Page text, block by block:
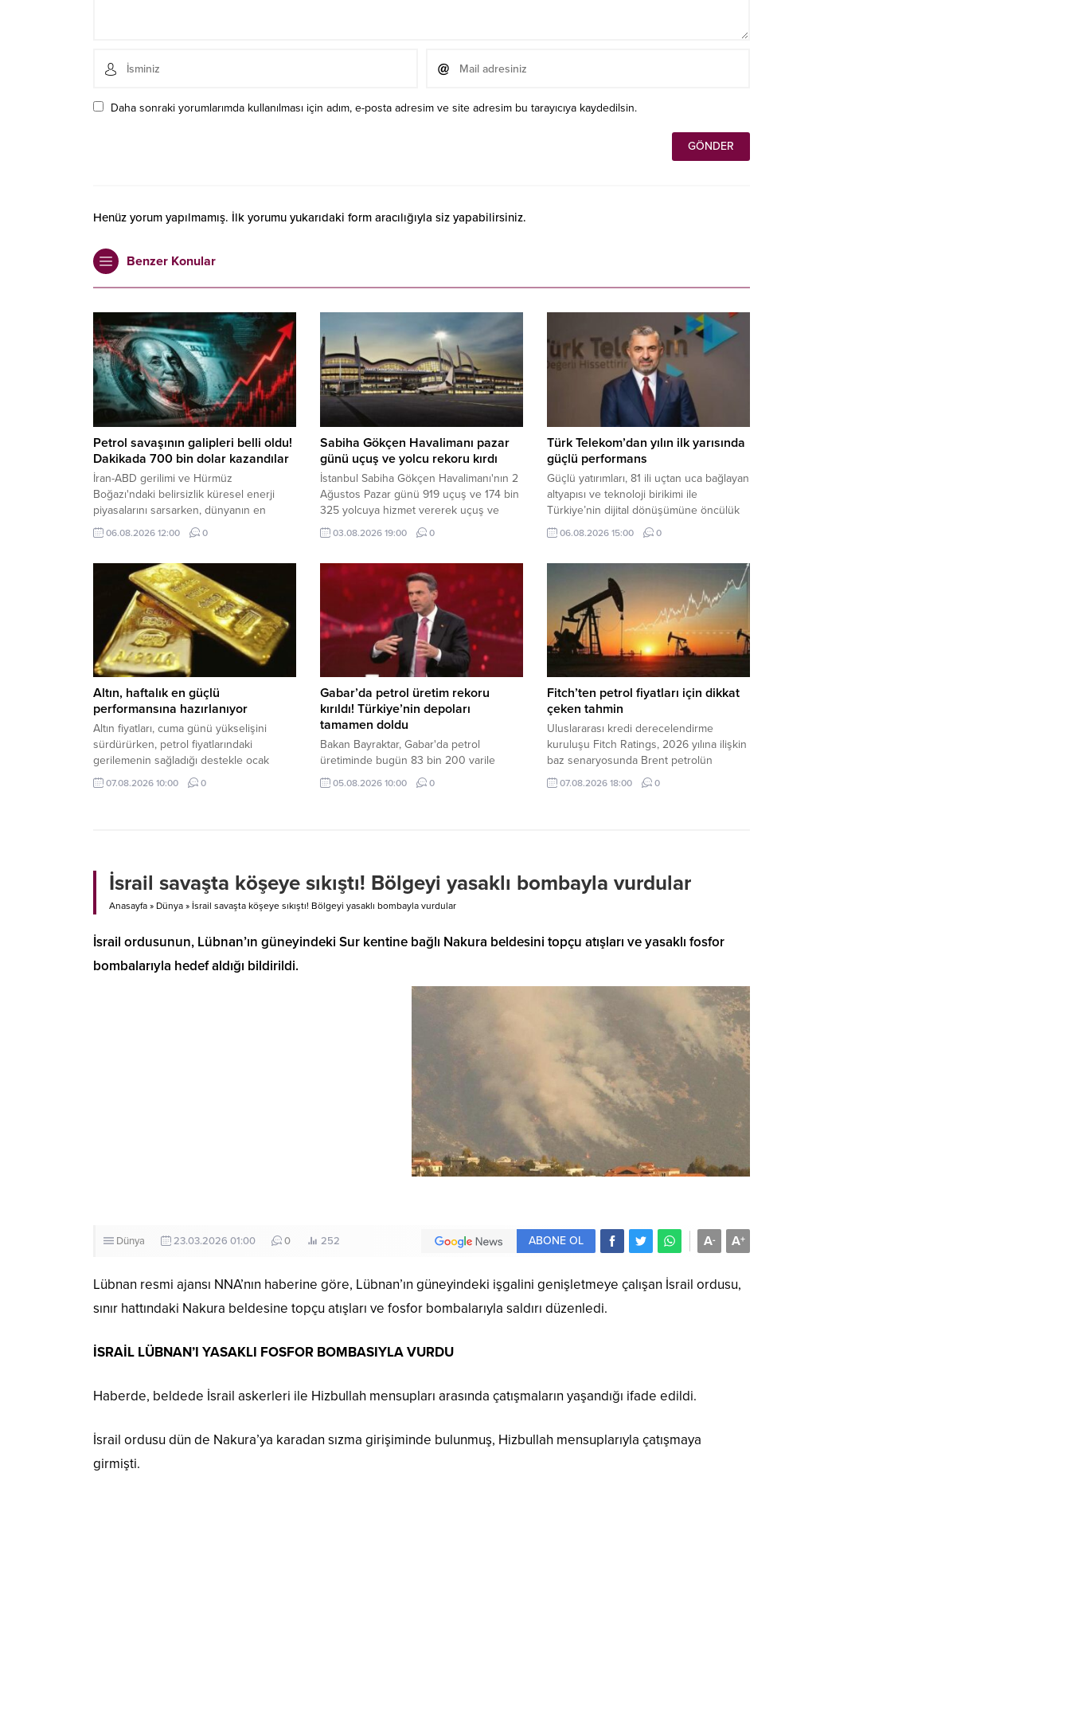
Daha sonraki yorumlarımda kullanılması için adım, e-posta adresim ve site adresim bu tarayıcıya kaydedilsin.
Henüz yorum yapılmamış. İlk yorumu yukarıdaki form aracılığıyla siz yapabilirsiniz.
Benzer Konular
Petrol savaşının galipleri belli oldu!
Dakikada 700 bin dolar kazandılar
İran-ABD gerilimi ve Hürmüz
Boğazı'ndaki belirsizlik küresel enerji
piyasalarını sarsarken, dünyanın en
büyük sekiz petrol şirketi yılın ikinci
çeyreğinde toplam 93 milyar dolar kâr
06.08.2026 12:00 0
Sabiha Gökçen Havalimanı pazar
günü uçuş ve yolcu rekoru kırdı
İstanbul Sabiha Gökçen Havalimanı'nın 2
Ağustos Pazar günü 919 uçuş ve 174 bin
325 yolcuya hizmet vererek uçuş ve
yolcu rekoru kırdığı bildirildi.
03.08.2026 19:00 0
Türk Telekom’dan yılın ilk yarısında
güçlü performans
Güçlü yatırımları, 81 ili uçtan uca bağlayan
altyapısı ve teknoloji birikimi ile
Türkiye’nin dijital dönüşümüne öncülük
eden Türk Telekom, 2026 yılı ikinci
çeyrek finansal ve operasyonel
06.08.2026 15:00 0
Altın, haftalık en güçlü
performansına hazırlanıyor
Altın fiyatları, cuma günü yükselişini
sürdürürken, petrol fiyatlarındaki
gerilemenin sağladığı destekle ocak
ayından bu yana en güçlü haftalık
performansını sergilemeye hazırlanıyor.
07.08.2026 10:00 0
Gabar’da petrol üretim rekoru
kırıldı! Türkiye’nin depoları
tamamen doldu
Bakan Bayraktar, Gabar'da petrol
üretiminde bugün 83 bin 200 varile
ulaşılarak rekor kırıldığını duyurdu. Depo
kapasitesinin arttırılacağını ifade eden
05.08.2026 10:00 0
Fitch’ten petrol fiyatları için dikkat
çeken tahmin
Uluslararası kredi derecelendirme
kuruluşu Fitch Ratings, 2026 yılına ilişkin
baz senaryosunda Brent petrolün
ortalama varil fiyatının 87 dolar
seviyesinde gerçekleşmesini beklediğini
07.08.2026 18:00 0
İsrail savaşta köşeye sıkıştı! Bölgeyi yasaklı bombayla vurdular
Anasayfa » Dünya » İsrail savaşta köşeye sıkıştı! Bölgeyi yasaklı bombayla vurdular
İsrail ordusunun, Lübnan’ın güneyindeki Sur kentine bağlı Nakura beldesini topçu atışları ve yasaklı fosfor
bombalarıyla hedef aldığı bildirildi.
Dünya 23.03.2026 01:00 0 252 A+
A-
ABONE OL
Lübnan resmi ajansı NNA’nın haberine göre, Lübnan’ın güneyindeki işgalini genişletmeye çalışan İsrail ordusu,
sınır hattındaki Nakura beldesine topçu atışları ve fosfor bombalarıyla saldırı düzenledi.
İSRAİL LÜBNAN’I YASAKLI FOSFOR BOMBASIYLA VURDU
Haberde, beldede İsrail askerleri ile Hizbullah mensupları arasında çatışmaların yaşandığı ifade edildi.
İsrail ordusu dün de Nakura’ya karadan sızma girişiminde bulunmuş, Hizbullah mensuplarıyla çatışmaya
girmişti.